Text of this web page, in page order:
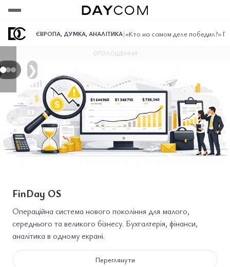
ЄВРОПА, ДУМКА, АНАЛІТИКА|«Кто на самом деле победил?»
❯
ОГОЛОШЕННЯ
FinDay OS
Операційна система нового покоління для малого,
середнього та великого бізнесу. Бухгалтерія, фінанси,
аналітика в одному екрані.
Переглянути